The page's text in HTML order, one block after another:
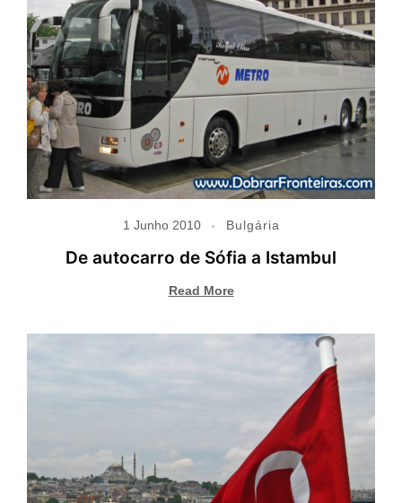
1 Junho 2010 Bulgária
De autocarro de Sófia a Istambul
Read More